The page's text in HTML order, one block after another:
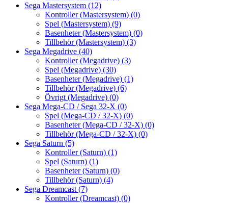
Sega Mastersystem (12)
Kontroller (Mastersystem) (0)
Spel (Mastersystem) (9)
Basenheter (Mastersystem) (0)
Tillbehör (Mastersystem) (3)
Sega Megadrive (40)
Kontroller (Megadrive) (3)
Spel (Megadrive) (30)
Basenheter (Megadrive) (1)
Tillbehör (Megadrive) (6)
Övrigt (Megadrive) (0)
Sega Mega-CD / Sega 32-X (0)
Spel (Mega-CD / 32-X) (0)
Basenheter (Mega-CD / 32-X) (0)
Tillbehör (Mega-CD / 32-X) (0)
Sega Saturn (5)
Kontroller (Saturn) (1)
Spel (Saturn) (1)
Basenheter (Saturn) (0)
Tillbehör (Saturn) (4)
Sega Dreamcast (7)
Kontroller (Dreamcast) (0)